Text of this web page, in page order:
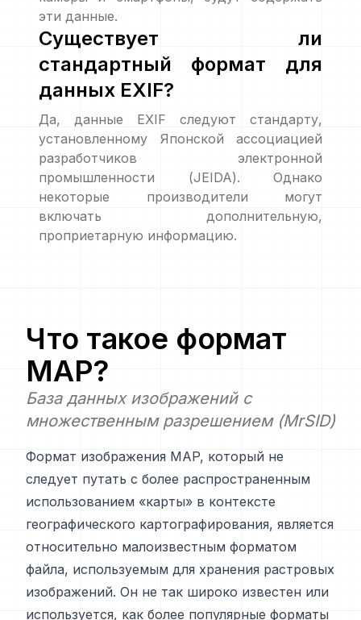
эти данные.
Существует ли
стандартный формат для
данных EXIF?
Да, данные EXIF следуют стандарту,
установленному Японской ассоциацией
разработчиков электронной
промышленности (JEIDA). Однако
некоторые производители могут
включать дополнительную,
проприетарную информацию.
Что такое формат
MAP?
База данных изображений с
множественным разрешением (MrSID)
Формат изображения MAP, который не
следует путать с более распространенным
использованием «карты» в контексте
географического картографирования, является
относительно малоизвестным форматом
файла, используемым для хранения растровых
изображений. Он не так широко известен или
используется, как более популярные форматы